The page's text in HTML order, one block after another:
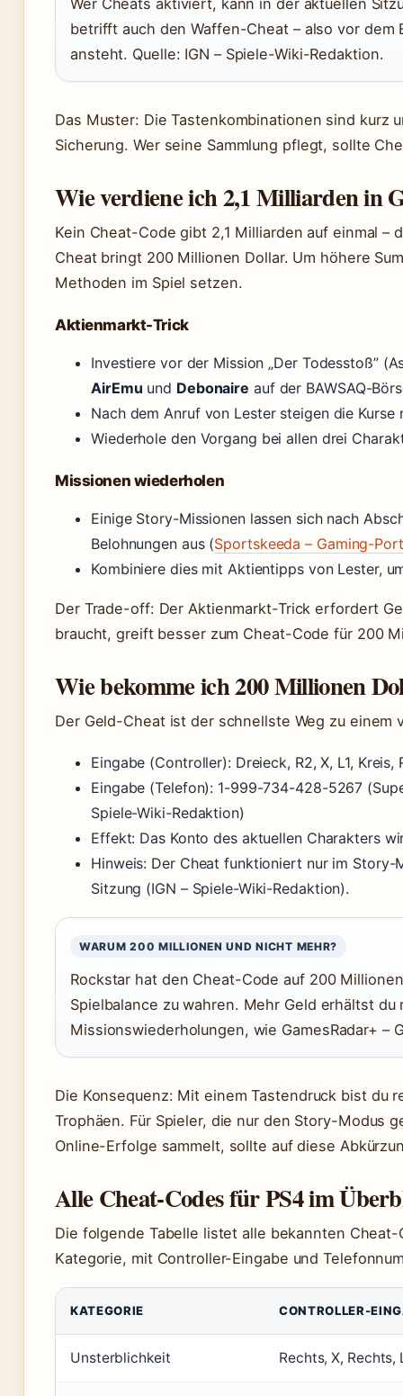
Wer Cheats aktiviert, kann in der aktuellen
betrifft auch den Waffen-Cheat – also vor dem
ansteht. Quelle: IGN – Spiele-Wiki-Redaktion.
Das Muster: Die Tastenkombinationen sind kurz
Sicherung. Wer seine Sammlung pflegt, sollte
Wie verdiene ich 2,1 Milliarden in
Kein Cheat-Code gibt 2,1 Milliarden auf einmal –
Cheat bringt 200 Millionen Dollar. Um höhere
Methoden im Spiel setzen.
Aktienmarkt-Trick
Investiere vor der Mission „Der Todesstoß”
AirEmu und Debonaire auf der BAWSAQ-
Nach dem Anruf von Lester steigen die
Wiederhole den Vorgang bei allen drei
Missionen wiederholen
Einige Story-Missionen lassen sich nach
Belohnungen aus (Sportskeeda – Gaming-
Kombiniere dies mit Aktientipps von Lester,
Der Trade-off: Der Aktienmarkt-Trick erfordert
braucht, greift besser zum Cheat-Code für 200
Wie bekomme ich 200 Millionen
Der Geld-Cheat ist der schnellste Weg zu einem
Eingabe (Controller): Dreieck, R2, X, L1,
Eingabe (Telefon): 1-999-734-428-5267
Spiele-Wiki-Redaktion)
Effekt: Das Konto des aktuellen Charakters
Hinweis: Der Cheat funktioniert nur im
Sitzung (IGN – Spiele-Wiki-Redaktion).
WARUM 200 MILLIONEN UND NICHT MEHR?
Rockstar hat den Cheat-Code auf 200
Spielbalance zu wahren. Mehr Geld erhältst
Missionswiederholungen, wie GamesRadar+ –
Die Konsequenz: Mit einem Tastendruck bist du
Trophäen. Für Spieler, die nur den Story-Modus
Online-Erfolge sammelt, sollte auf diese
Alle Cheat-Codes für PS4 im
Die folgende Tabelle listet alle bekannten
Kategorie, mit Controller-Eingabe und
KATEGORIE CONTROLLER-
Unsterblichkeit Rechts, X, Rechts,